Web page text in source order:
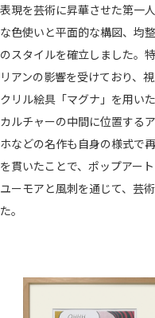
表現を芸術に昇華させた第一
な色使いと平面的な構図、均
のスタイルを確立しました。
リアンの影響を受けており、
クリル絵具「マグナ」を用い
カルチャーの中間に位置する
ホなどの名作も自身の様式で
を貫いたことで、ポップアー
ユーモアと風刺を通じて、芸
た。